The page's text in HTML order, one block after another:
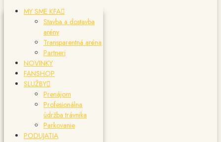
MY SME KFA
Stavba a dostavba
arény
Transparentná aréna
Partneri
NOVINKY
FANSHOP
SLUŽBY
Prenájom
Profesionálna
údržba trávnika
Parkovanie
PODUJATIA